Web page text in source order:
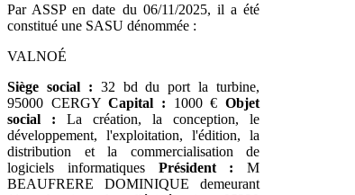
Par ASSP en date du 06/11/2025, il a été
constitué une SASU dénommée :
VALNOÉ
Siège social : 32 bd du port la turbine,
95000 CERGYCapital : 1000 €Objet
social : La création, la conception, le
développement, l'exploitation, l'édition, la
distribution et la commercialisation de
logiciels informatiques Président : M
BEAUFRERE DOMINIQUE demeurant